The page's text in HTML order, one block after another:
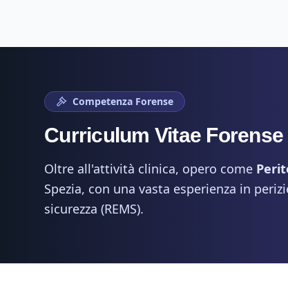
Competenza Forense
Curriculum Vitae Forense
Oltre all'attività clinica, opero come
Spezia, con una vasta esperienza in
sicurezza (REMS).